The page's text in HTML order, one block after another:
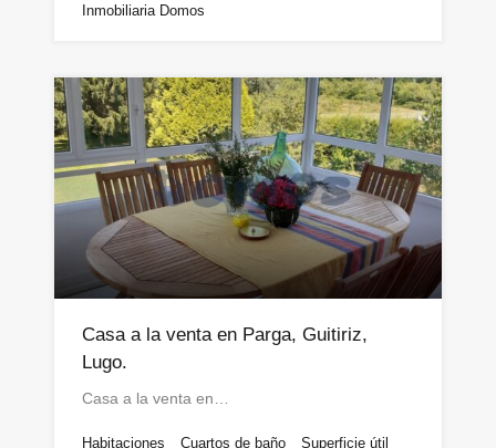
Inmobiliaria Domos
Casa a la venta en Parga, Guitiriz,
Lugo.
Casa a la venta en…
Habitaciones Cuartos de baño Superficie útil